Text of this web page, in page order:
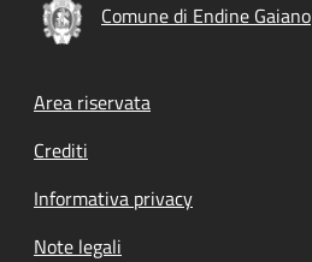
Comune di Endine Gaiano
Footer menu
Area riservata
Crediti
Informativa privacy
Note legali